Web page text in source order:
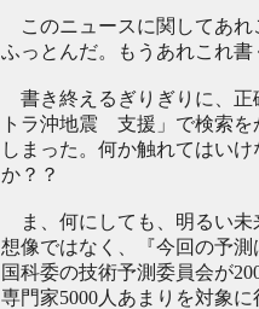
このニュースに関してあれ
ふっとんだ。もうあれこれ
書き終えるぎりぎりに、
トラ沖地震 支援」で検索を
しまった。何か触れてはい
か？？
ま、何にしても、明るい未
想像ではなく、『今回の予
国科委の技術予測委員会が
専門家5000人あまりを対象